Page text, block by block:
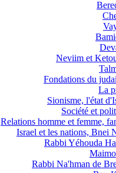
Neviim et
Fondations du
La
Sionisme, l'état
Société et
Relations homme et femme,
Israel et les nations, Bnei
Rabbi Yéhouda
Rabbi Na'hman de